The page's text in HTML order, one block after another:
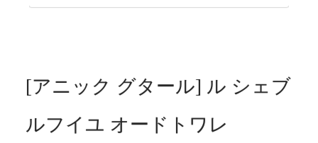
[アニック グタール] ル シェブ
ルフイユ オードトワレ